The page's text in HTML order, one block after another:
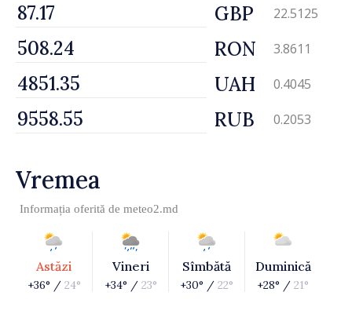
GBP 22.5125
RON 3.8611
UAH 0.4045
RUB 0.2053
Vremea
Informația oferită de meteo2.md
Astăzi
+36° / 24°
Vineri
+34° / 23°
Sîmbătă
+30° / 22°
Duminică
+28° / 21°